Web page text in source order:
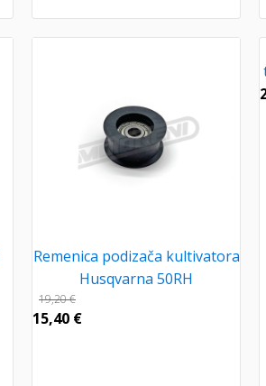
Remenica podizača kultivatora
Husqvarna 50RH
19,20€
15,40 €